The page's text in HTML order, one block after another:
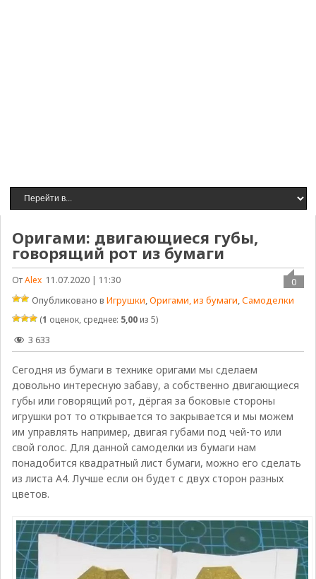
Оригами: двигающиеся губы,
говорящий рот из бумаги
ОтAlex 11.07.2020 | 11:30
0
Опубликовано вИгрушки,Оригами, из бумаги,Самоделки
(1 оценок, среднее: 5,00из 5)
3 633
Сегодня из бумаги в технике оригами мы сделаем
довольно интересную забаву, а собственно двигающиеся
губы или говорящий рот, дёргая за боковые стороны
игрушки рот то открывается то закрывается и мы можем
им управлять например, двигая губами под чей-то или
свой голос. Для данной самоделки из бумаги нам
понадобится квадратный лист бумаги, можно его сделать
из листа А4. Лучше если он будет с двух сторон разных
цветов.